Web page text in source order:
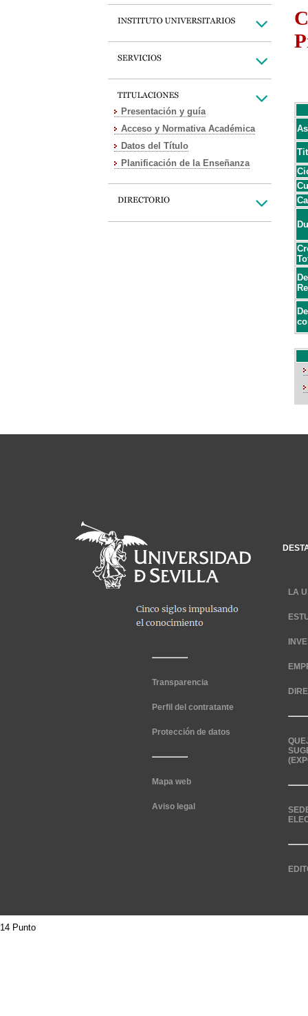
Presentación y guía
Acceso y Normativa Académica
Datos del Título
Planificación de la Enseñanza
Transparencia
Perfil del contratante
Protección de datos
Mapa web
Aviso legal
LA
14 Punto